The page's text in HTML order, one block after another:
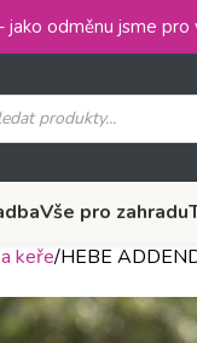
jako odměnu jsme
Vše pro zahradu
keře HEBE